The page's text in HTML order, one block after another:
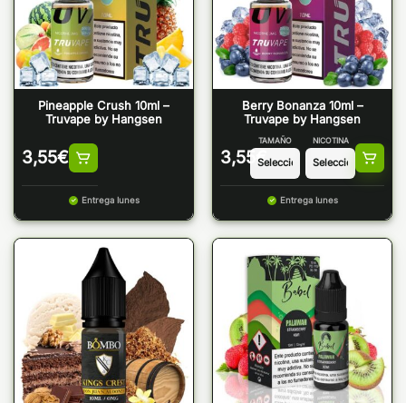
Pineapple Crush 10ml –
Truvape by Hangsen
3,55€
Entrega lunes
Berry Bonanza 10ml –
Truvape by Hangsen
3,55 €
TAMAÑO NICOTINA
Entrega lunes